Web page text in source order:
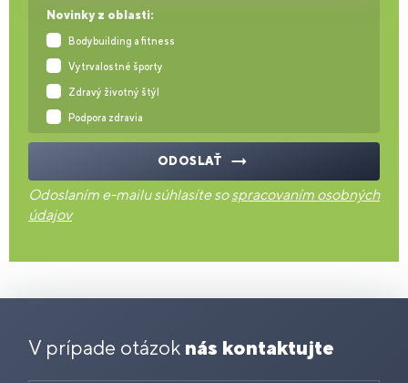
Novinky z oblasti:
Bodybuilding a fitness
Vytrvalostné športy
Zdravý životný štýl
Podpora zdravia
ODOSLAŤ
Odoslaním e-mailu súhlasíte sospracovaním osobných
údajov
V prípade otázok nás kontaktujte